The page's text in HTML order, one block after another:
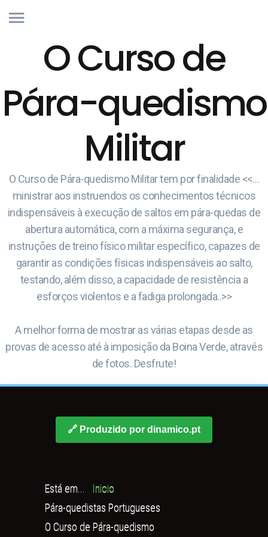
O Curso de
Pára-quedismo
Militar
O Curso de Pára-quedismo Militar tem por finalidade <<…
ministrar aos instruendos os conhecimentos técnicos
indispensáveis à execução de saltos em pára-quedas de
abertura automática, com a máxima segurança, e
instruções de treino físico militar específico, capazes de
garantir as condições físicas indispensáveis ao salto,
testando, além disso, a capacidade de resistência a
esforços violentos e a fadiga prolongada..>>
A melhor forma de mostrar as várias etapas desde as
provas de acesso até à imposição da Boina Verde, através
de fotos. Desfrute!
🔗 Produzido por dinamico.pt
Está em...
Inicio
Pára-quedistas Portugueses
O Curso de Pára-quedismo